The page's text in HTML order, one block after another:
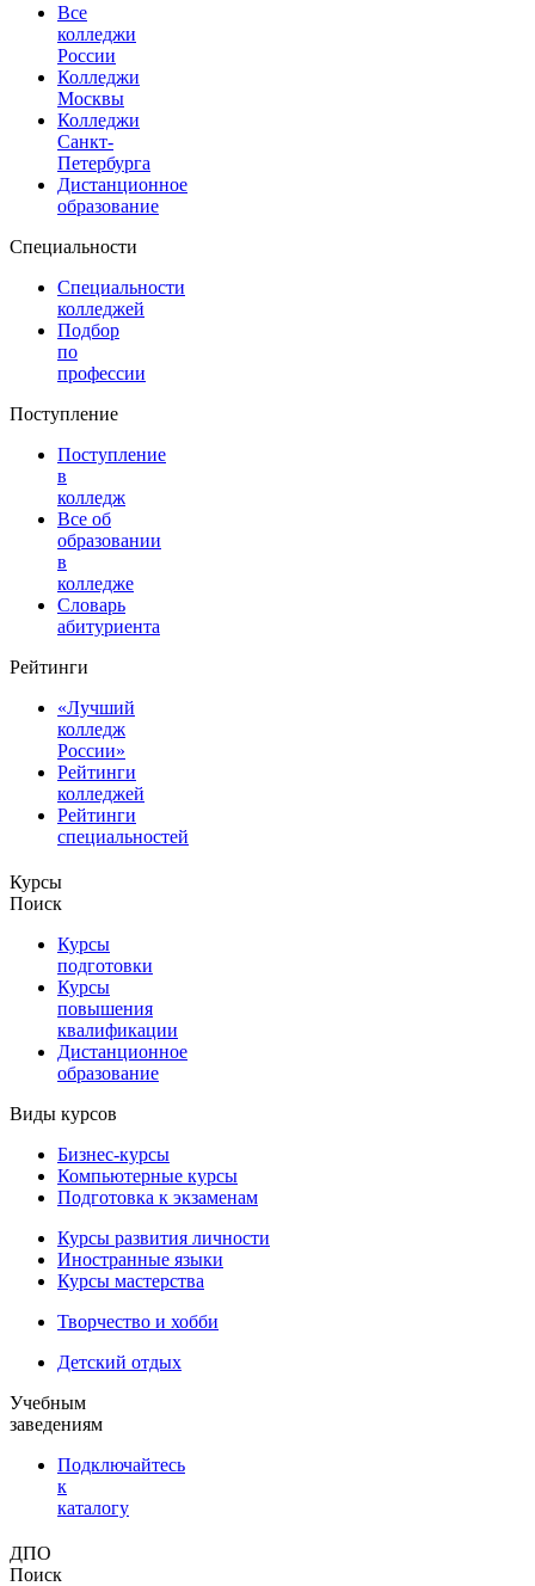
Все
колледжи
России
Колледжи
Москвы
Колледжи
Санкт-
Петербурга
Дистанционное
образование
Специальности
Специальности
колледжей
Подбор
по
профессии
Поступление
Поступление
в
колледж
Все об
образовании
в
колледже
Словарь
абитуриента
Рейтинги
«Лучший
колледж
России»
Рейтинги
колледжей
Рейтинги
специальностей
Курсы
Поиск
Курсы
подготовки
Курсы
повышения
квалификации
Дистанционное
образование
Виды курсов
Бизнес-курсы
Компьютерные курсы
Подготовка к экзаменам
Курсы развития личности
Иностранные языки
Курсы мастерства
Творчество и хобби
Детский отдых
Учебным
заведениям
Подключайтесь
к
каталогу
ДПО
Поиск